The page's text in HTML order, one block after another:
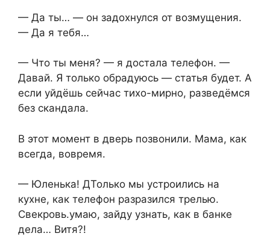
— Да ты… — он задохнулся от возмущения.
— Да я тебя…
— Что ты меня? — я достала телефон. —
Давай. Я только обрадуюсь — статья будет. А
если уйдёшь сейчас тихо-мирно, разведёмся
без скандала.
В этот момент в дверь позвонили. Мама, как
всегда, вовремя.
— Юленька! ДТолько мы устроились на
кухне, как телефон разразился трелью.
Свекровь.умаю, зайду узнать, как в банке
дела… Витя?!